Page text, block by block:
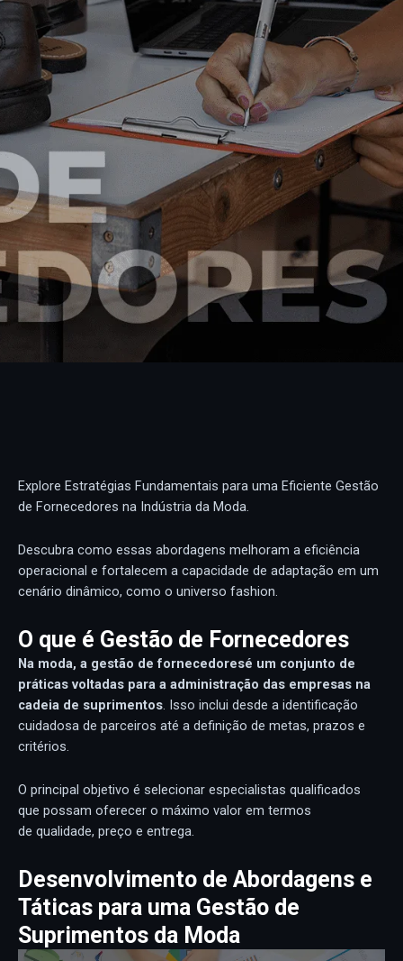
Explore Estratégias Fundamentais para uma Eficiente Gestão
de Fornecedores na Indústria da Moda.
Descubra como essas abordagens melhoram a eficiência
operacional e fortalecem a capacidade de adaptação em um
cenário dinâmico, como o universo fashion.
O que é Gestão de Fornecedores
Na moda, a gestão defornecedoresé um conjunto de
práticas voltadas para a administração das empresas na
cadeia de suprimentos . Isso inclui desde a identificação
cuidadosa de parceiros até a definição de metas, prazos e
critérios.
O principal objetivo é selecionar especialistas qualificados
que possam oferecer o máximo valor em termos
de qualidade, preço e entrega.
Desenvolvimento de Abordagens e
Táticas para uma Gestão de
Suprimentos da Moda